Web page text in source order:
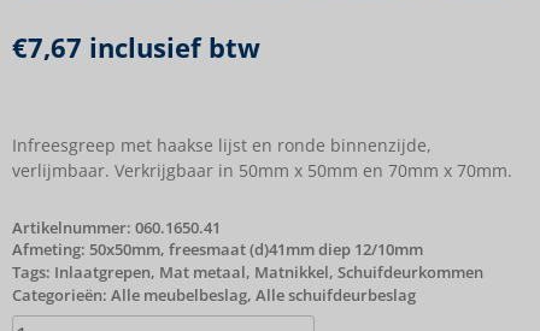
€7,67 inclusief btw
Infreesgreep met haakse lijst en ronde binnenzijde,
verlijmbaar. Verkrijgbaar in 50mm x 50mm en 70mm x 70mm.
Artikelnummer: 060.1650.41
Afmeting: 50x50mm, freesmaat (d)41mm diep 12/10mm
Tags: Inlaatgrepen, Mat metaal, Matnikkel, Schuifdeurkommen
Categorieën: Alle meubelbeslag, Alle schuifdeurbeslag